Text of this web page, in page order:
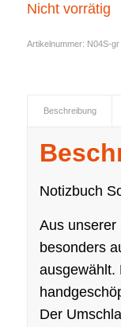
Nicht vorrätig
Artikelnummer: N04S-gr
Beschreibung
Notizbuch
Aus unserer
besonders
ausgewählt.
Der